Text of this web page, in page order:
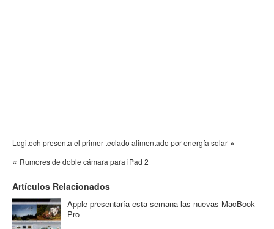
Logitech presenta el primer teclado alimentado por energía solar »
« Rumores de doble cámara para iPad 2
Artículos Relacionados
Apple presentaría esta semana las nuevas MacBook
Pro